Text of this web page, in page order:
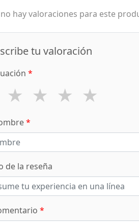
hay valoraciones para este
tu valoración
*
★ ★ ★ ★
*
de la reseña
*